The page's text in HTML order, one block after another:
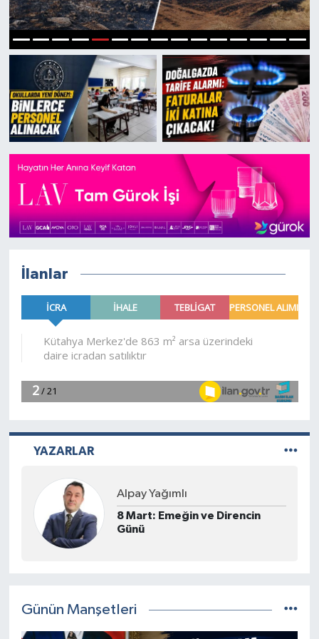
1 2 3 4 5 6 7 8 9 10 11 12 13 14 15
İlanlar
YAZARLAR
Prof. Dr. Süleyman Kızıltoprak
Bir Ustanın Ardından: Ateşin,
Toprağın ve Rengin Şehri:
Günün Manşetleri
Dünya
Eğitim
Ekonomi
Emet
Foto Galeri
Gediz
Gündem
İlçeler
Köşe Yazıları
Magazin
Otomobil
Politika